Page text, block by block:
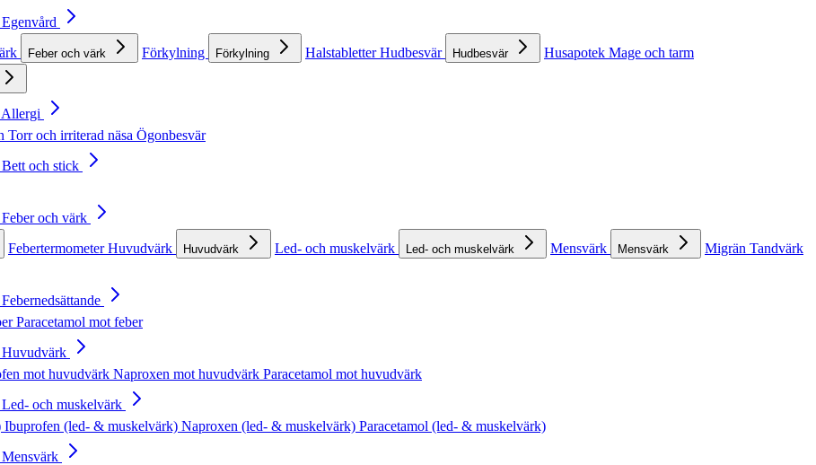
Feber och värk Förkylning Förkylning HalstabletterHudbesvär Hudbesvär Husapotek Mage och tarm
Allergi
Torr och irriterad näsa Ögonbesvär
Bett och stick
Feber och värk
FebertermometerHuvudvärk Huvudvärk Led- och muskelvärk Led- och muskelvärk Mensvärk Mensvärk Migrän Tandvärk
Paracetamol mot feber
Huvudvärk
mot huvudvärk Naproxen mot huvudvärk Paracetamol mot huvudvärk
Led- och muskelvärk
Ibuprofen (led- & muskelvärk) Naproxen (led- & muskelvärk) Paracetamol (led- & muskelvärk)
Mensvärk